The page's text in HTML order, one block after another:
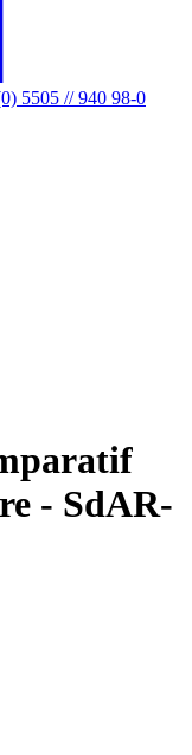
5505 // 940 98-0
- SdAR-